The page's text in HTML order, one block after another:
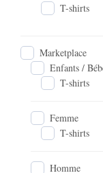
T-shirts
Marketplace
Enfants /
T-shirts
Femme
T-shirts
Homme